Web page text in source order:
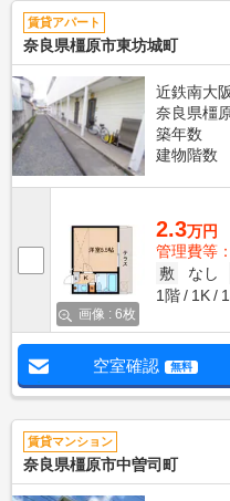
賃貸アパート
奈良県橿原市東坊城町
近鉄南大
奈良県橿
築年数
建物階数
画像 : 6枚
2.3万円
管理費等
敷
なし
1階
1K
空室確認 無料
賃貸マンション
奈良県橿原市中曽司町